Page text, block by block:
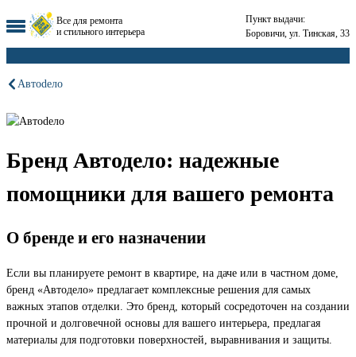
Все для ремонта
и стильного интерьера
Пункт выдачи:
Боровичи, ул. Тинская, 33
Автоdело
Бренд Автодело: надежные
помощники для вашего ремонта
О бренде и его назначении
Если вы планируете ремонт в квартире, на даче или в частном доме,
бренд «Автодело» предлагает комплексные решения для самых
важных этапов отделки. Это бренд, который сосредоточен на создании
прочной и долговечной основы для вашего интерьера, предлагая
материалы для подготовки поверхностей, выравнивания и защиты.